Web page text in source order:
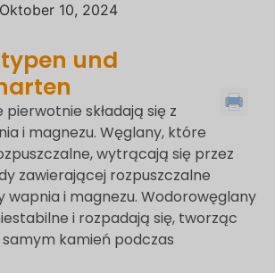
10, 2024
und
pierwotnie składają się z
i magnezu. Węglany, które
wytrącają się przez
zawierającej rozpuszczalne
wapnia i magnezu. Wodorowęglany
i rozpadają się, tworząc
kamień podczas